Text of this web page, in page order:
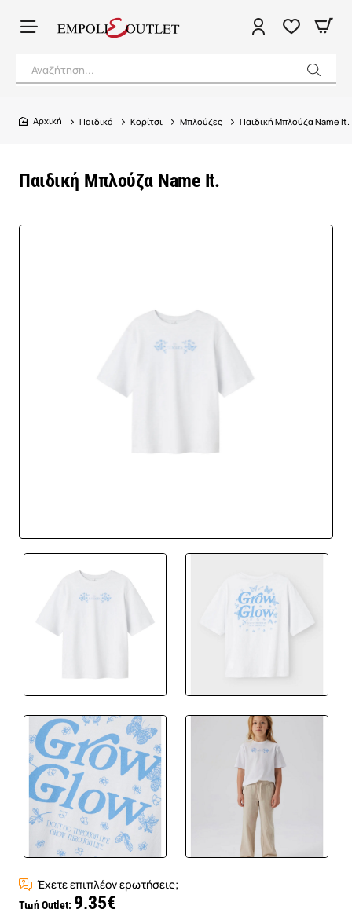
Αναζήτηση...
Παιδική Μπλούζα Name It.
home
Παιδικά Κορίτσι Μπλούζες Παιδική Μπλούζα Name It.
Έχετε επιπλέον ερωτήσεις;
Τιμή Outlet: 9,35€